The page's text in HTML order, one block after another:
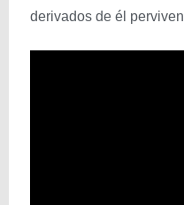
derivados de él